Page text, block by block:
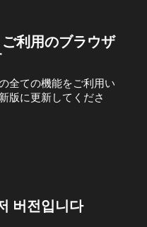
利用のブラウザ
全ての機能をご利用い
版に更新してくださ
버전입니다